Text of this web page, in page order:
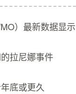
）最新数据显示
拉尼娜事件
底或更久